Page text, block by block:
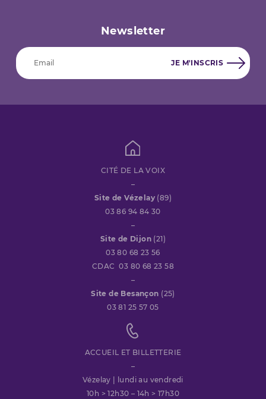
Newsletter
CITÉ DE LA VOIX
–
Site de Vézelay (89)
03 86 94 84 30
–
Site de Dijon (21)
03 80 68 23 56
CDAC 03 80 68 23 58
–
Site de Besançon (25)
03 81 25 57 05
ACCUEIL ET BILLETTERIE
–
Vézelay | lundi au vendredi
10h > 12h30 – 14h > 17h30